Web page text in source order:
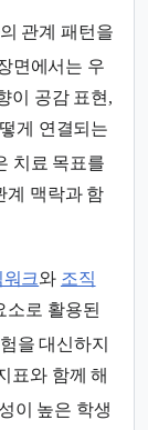
관계 패턴을
면에서는 우
이 공감 표현,
게 연결되는
치료 목표를
계 맥락과 함
워크와 조직
소로 활용된
을 대신하지
표와 함께 해
이 높은 학생